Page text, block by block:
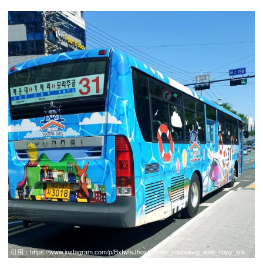
引用：https://www.instagram.com/p/BxtwIsJhoxC/?utm_source=ig_web_copy_link